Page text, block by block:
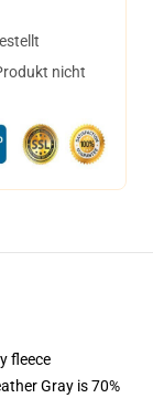
nicht
fleece
Gray is 70%